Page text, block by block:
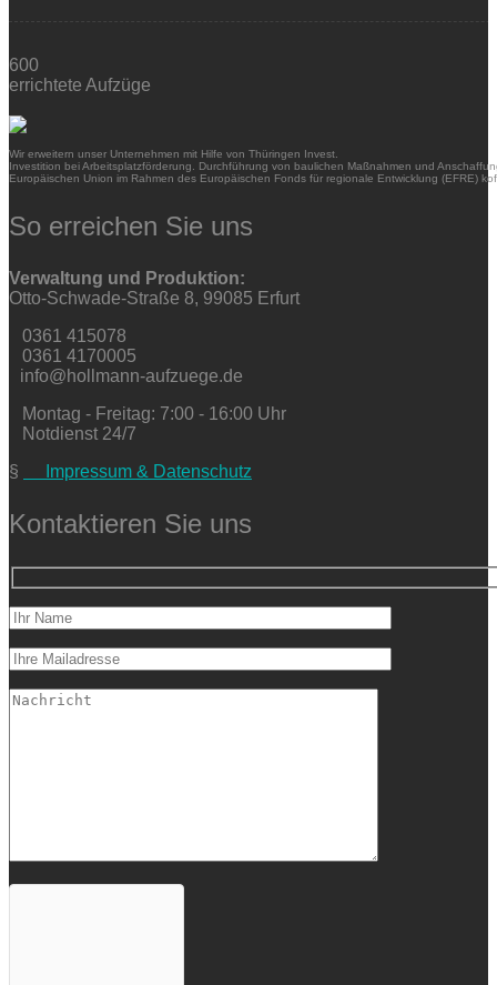
600
errichtete Aufzüge
Wir erweitern unser Unternehmen mit Hilfe von Thüringen Invest.
Investition bei Arbeitsplatzförderung. Durchführung von baulichen Maßnahmen und
Europäischen Union im Rahmen des Europäischen Fonds für regionale Entwicklung (EFRE)
So erreichen Sie uns
Verwaltung und Produktion:
Otto-Schwade-Straße 8, 99085 Erfurt
0361 415078
0361 4170005
info@hollmann-aufzuege.de
Montag - Freitag: 7:00 - 16:00 Uhr
Notdienst 24/7
§
Impressum & Datenschutz
Kontaktieren Sie uns